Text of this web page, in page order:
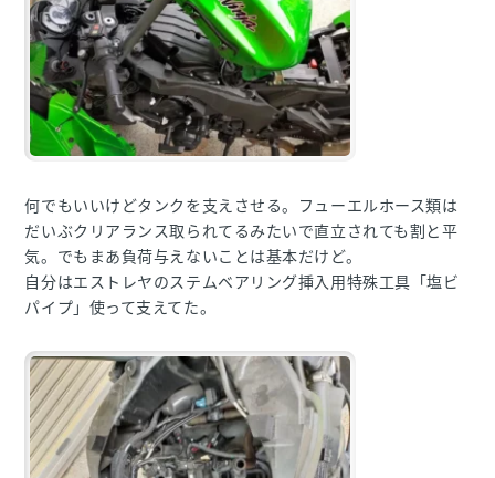
何でもいいけどタンクを支えさせる。フューエルホース類は
だいぶクリアランス取られてるみたいで直立されても割と平
気。でもまあ負荷与えないことは基本だけど。
自分はエストレヤのステムベアリング挿入用特殊工具「塩ビ
パイプ」使って支えてた。